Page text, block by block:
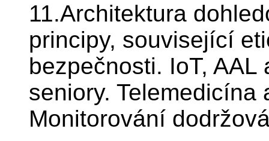
11.Architektura
principy, související
bezpečnosti. IoT,
seniory. Telemedicína
Monitorování